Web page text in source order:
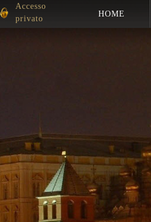
Accesso
privato
HOME